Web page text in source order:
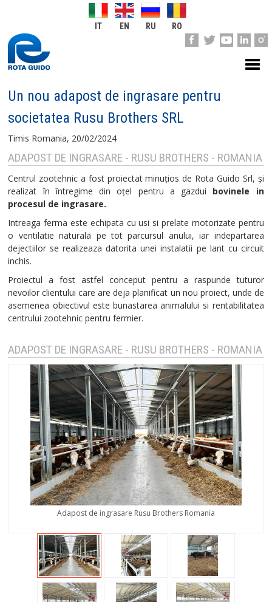
IT EN RU RO
Un nou adapost de ingrasare pentru
societatea Rusu Brothers SRL
Timis Romania, 20/02/2024
ADAPOST DE INGRASARE - RUSU BROTHERS - ROMANIA
Centrul zootehnic a fost proiectat minuțios de Rota Guido Srl, și
realizat în întregime din oțel pentru a gazdui bovinele in
procesul de ingrasare.
Intreaga ferma este echipata cu usi si prelate motorizate pentru
o ventilatie naturala pe tot parcursul anului, iar indepartarea
dejectiilor se realizeaza datorita unei instalatii pe lant cu circuit
inchis.
Proiectul a fost astfel conceput pentru a raspunde tuturor
nevoilor clientului care are deja planificat un nou proiect, unde de
asemenea obiectivul este bunastarea animalului si rentabilitatea
centrului zootehnic pentru fermier.
ADAPOST DE INGRASARE - RUSU BROTHERS - ROMANIA
Adapost de ingrasare Rusu Brothers Romania